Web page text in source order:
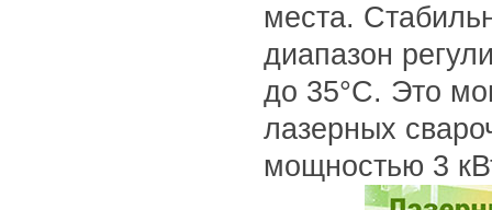
места.
диапазон
до 35°C. Это
лазерных
мощностью 3